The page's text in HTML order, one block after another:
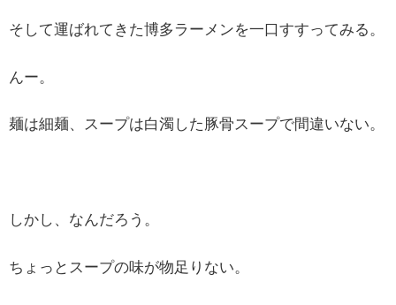
そして運ばれてきた博多ラーメンを一口すすってみる。
んー。
麺は細麺、スープは白濁した豚骨スープで間違いない。
しかし、なんだろう。
ちょっとスープの味が物足りない。